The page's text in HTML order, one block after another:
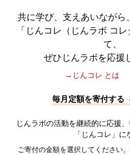
共に学び、支えあいながら
「じんコレ（じんラボ コ
て、
ぜひじんラボを応援
→じんコレ とは
毎月定額を寄付する
じんラボの活動を継続的に応援
「じんコレ」に
ご寄付の金額を選択してください